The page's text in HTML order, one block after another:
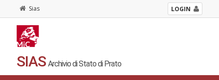
Sias LOGIN
SIAS Archivio di Stato di Prato